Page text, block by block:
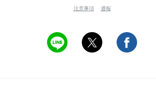
注意事項 通報